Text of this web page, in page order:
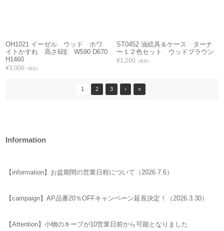
OH1021 イーゼル ウッド ホワ
イトかすれ 高さ6段 W590 D670
H1460
¥3,000 （税別）
ST0452 油絵具＆ケース ターナ
ー１２色セット ウッドブラウン
¥1,200 （税別）
1 2 3 › »
Information
【information】お盆期間の営業日程について（2026.7.6）
【campaign】AP品番20％OFFキャンペーン延長決定！（2026.3.30）
【Attention】小物のキープが10営業日前から可能となりました